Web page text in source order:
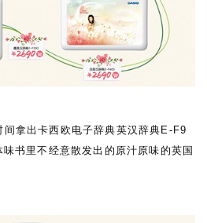
拿出卡西欧电子辞典英汉辞典 E-F9
书里不经意散发出的原汁原味的英国